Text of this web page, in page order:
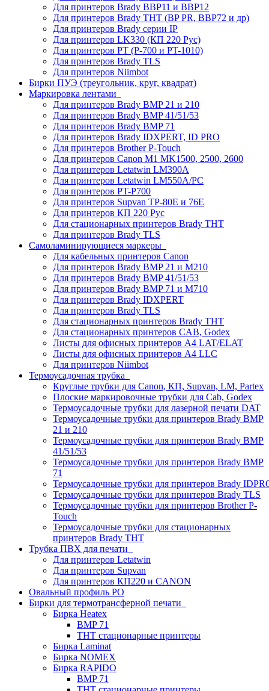
Для принтеров Brady BBP11 и BBP12
Для принтеров Brady THT (BP PR, BBP72 и др)
Для принтеров Brady серии IP
Для принтеров LK330 (КП 220 Рус)
Для принтеров PT (P-700 и PT-1010)
Для принтеров Brady TLS
Для принтеров Niimbot
Бирки ПУЭ (треугольник, круг, квадрат)
Маркировка лентами
Для принтеров Brady BMP 21 и 210
Для принтеров Brady BMP 41/51/53
Для принтеров Brady BMP 71
Для принтеров Brady IDXPERT, ID PRO
Для принтеров Brother P-Touch
Для принтеров Canon M1 MK1500, 2500, 2600
Для принтеров Letatwin LM390A
Для принтеров Letatwin LM550A/PC
Для принтеров PT-P700
Для принтеров Supvan TP-80E и 76E
Для принтеров КП 220 Рус
Для стационарных принтеров Brady THT
Для принтеров Brady TLS
Самоламинирующиеся маркеры
Для кабельных принтеров Canon
Для принтеров Brady BMP 21 и M210
Для принтеров Brady BMP 41/51/53
Для принтеров Brady BMP 71 и M710
Для принтеров Brady IDXPERT
Для принтеров Brady TLS
Для стационарных принтеров Brady THT
Для стационарных принтеров CAB, Godex
Листы для офисных принтеров А4 LAT/ELAT
Листы для офисных принтеров А4 LLC
Для принтеров Niimbot
Термоусадочная трубка
Круглые трубки для Canon, КП, Supvan, LM, Partex
Плоские маркировочные трубки для Cab, Godex
Термоусадочные трубки для лазерной печати DAT
Термоусадочные трубки для принтеров Brady BMP
21 и 210
Термоусадочные трубки для принтеров Brady BMP
41/51/53
Термоусадочные трубки для принтеров Brady BMP
71
Термоусадочные трубки для принтеров Brady
Термоусадочные трубки для принтеров Brady TLS
Термоусадочные трубки для принтеров Brother P-
Touch
Термоусадочные трубки для стационарных
принтеров Brady THT
Трубка ПВХ для печати
Для принтеров Letatwin
Для принтеров Supvan
Для принтеров КП220 и CANON
Овальный профиль PO
Бирки для термотрансферной печати
Бирка Heatex
BMP 71
THT стационарные принтеры
Бирка Laminat
Бирка NOMEX
Бирка RAPIDO
BMP 71